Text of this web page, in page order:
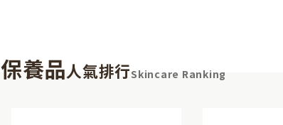
保養品人氣排行Skincare Ranking